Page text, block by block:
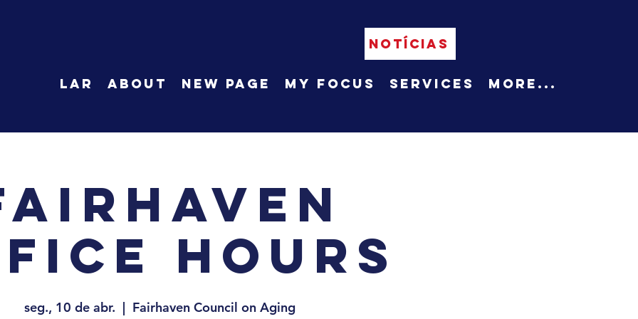
NOTÍCIAS
LAR About New Page My Focus Services More...
Hours
seg., 10 de abr.
  |
Fairhaven Council on Aging